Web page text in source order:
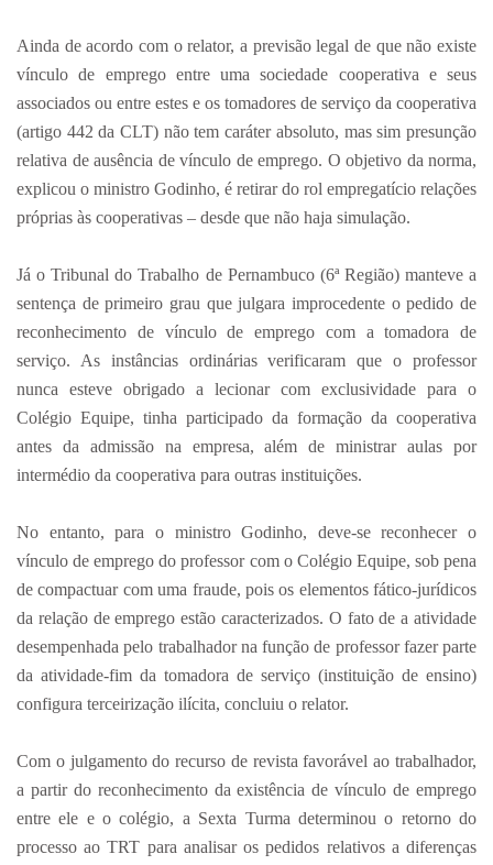
Ainda de acordo com o relator, a previsão legal de que não existe
vínculo de emprego entre uma sociedade cooperativa e seus
associados ou entre estes e os tomadores de serviço da cooperativa
(artigo 442 da CLT) não tem caráter absoluto, mas sim presunção
relativa de ausência de vínculo de emprego. O objetivo da norma,
explicou o ministro Godinho, é retirar do rol empregatício relações
próprias às cooperativas – desde que não haja simulação.
Já o Tribunal do Trabalho de Pernambuco (6ª Região) manteve a
sentença de primeiro grau que julgara improcedente o pedido de
reconhecimento de vínculo de emprego com a tomadora de
serviço. As instâncias ordinárias verificaram que o professor
nunca esteve obrigado a lecionar com exclusividade para o
Colégio Equipe, tinha participado da formação da cooperativa
antes da admissão na empresa, além de ministrar aulas por
intermédio da cooperativa para outras instituições.
No entanto, para o ministro Godinho, deve-se reconhecer o
vínculo de emprego do professor com o Colégio Equipe, sob pena
de compactuar com uma fraude, pois os elementos fático-jurídicos
da relação de emprego estão caracterizados. O fato de a atividade
desempenhada pelo trabalhador na função de professor fazer parte
da atividade-fim da tomadora de serviço (instituição de ensino)
configura terceirização ilícita, concluiu o relator.
Com o julgamento do recurso de revista favorável ao trabalhador,
a partir do reconhecimento da existência de vínculo de emprego
entre ele e o colégio, a Sexta Turma determinou o retorno do
processo ao TRT para analisar os pedidos relativos a diferenças